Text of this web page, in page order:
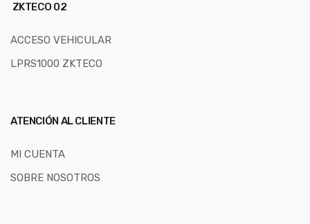
ZKTECO 02
ACCESO VEHICULAR
LPRS1000 ZKTECO
ATENCIÓN AL CLIENTE
MI CUENTA
SOBRE NOSOTROS